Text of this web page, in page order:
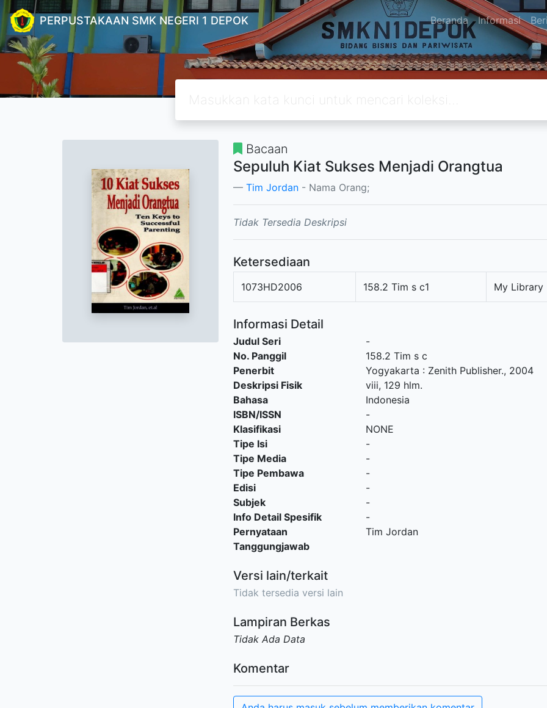
PERPUSTAKAAN SMK NEGERI 1 DEPOK Beranda Informasi
Bacaan
Sepuluh Kiat Sukses Menjadi Orangtua
Tim Jordan - Nama Orang;
Tidak Tersedia Deskripsi
Ketersediaan
1073HD2006 158.2 Tim s c1 My Library
Informasi Detail
Judul Seri
-
No. Panggil
158.2 Tim s c
Penerbit
Yogyakarta : Zenith Publisher., 2004
Deskripsi Fisik
viii, 129 hlm.
Bahasa
Indonesia
ISBN/ISSN
-
Klasifikasi
NONE
Tipe Isi
-
Tipe Media
-
Tipe Pembawa
-
Edisi
-
Subjek
-
Info Detail Spesifik
-
Pernyataan
Tanggungjawab
Tim Jordan
Versi lain/terkait
Tidak tersedia versi lain
Lampiran Berkas
Tidak Ada Data
Komentar